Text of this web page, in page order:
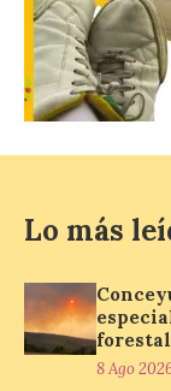
La
fotografía
plaza de
8 Ago 2026
Lo más
8 Ago